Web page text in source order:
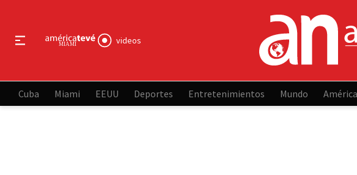
videos
Cuba Miami EEUU Deportes Entretenimientos Mundo